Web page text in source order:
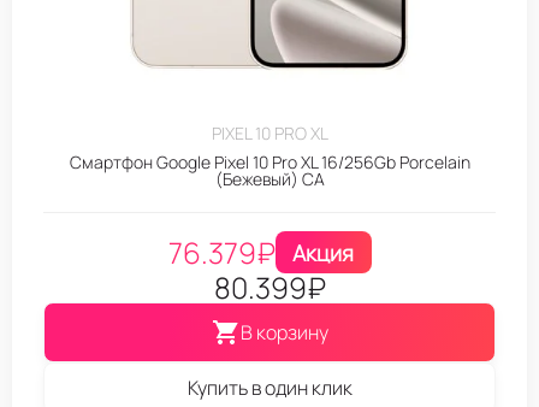
PIXEL 10 PRO XL
Смартфон Google Pixel 10 Pro XL 16/256Gb Porcelain
(Бежевый) CA
76.379₽ Акция
80.399₽
В корзину
Купить в один клик